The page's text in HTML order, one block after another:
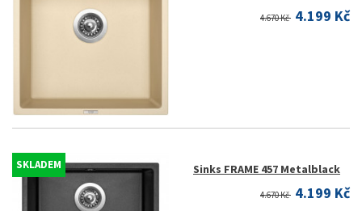
4.670 Kč 4.199 Kč
SKLADEM Sinks FRAME 457 Metalblack
4.670 Kč 4.199 Kč